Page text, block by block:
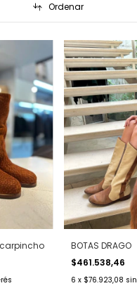
Ordenar
BOTAS DRAGO
$461.538,46
6 x $76.923,08